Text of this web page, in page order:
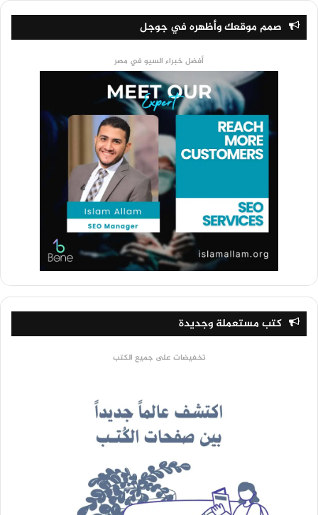
صمم موقعك وأظهره في جوجل
أفضل خبراء السيو في مصر
كتب مستعملة وجديدة
تخفيضات على جميع الكتب